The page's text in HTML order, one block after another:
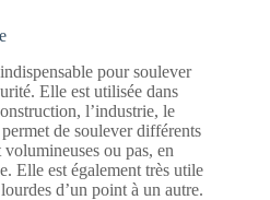
pour soulever
Elle est utilisée dans
l’industrie, le
de soulever différents
volumineuses ou pas, en
Elle est également très utile
d’un point à un autre.